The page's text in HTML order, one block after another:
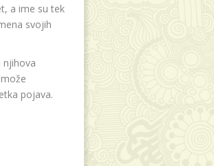
a ime su tek
svojih
njihova
pojava.